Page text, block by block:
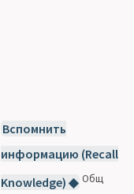
Вспомнить
информацию (Recall
Knowledge) ◆ Общ